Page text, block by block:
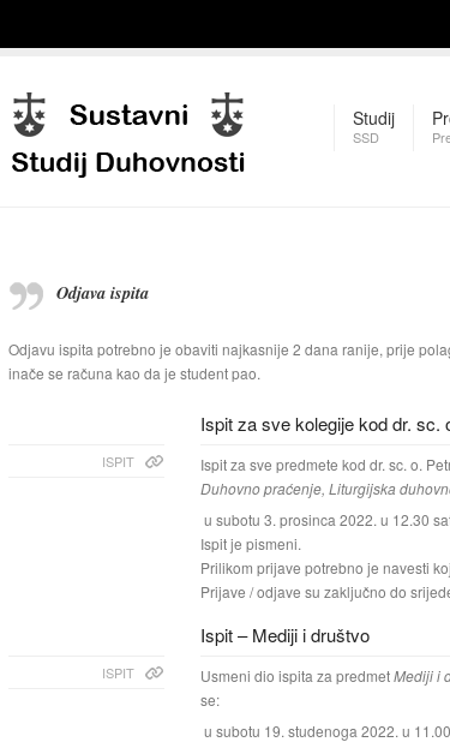
Studij
SSD
Odjava ispita
Odjavu ispita potrebno je obaviti najkasnije 2 dana ranije, prije
inače se računa kao da je student pao.
Ispit za sve kolegije kod dr. sc.
ISPIT Ispit za sve predmete kod dr. sc. o.
Duhovno praćenje, Liturgijska
u subotu 3. prosinca 2022. u 12.30
Ispit je pismeni.
Prilikom prijave potrebno je navesti
Prijave / odjave su zaključno do
Ispit – Mediji i društvo
ISPIT Usmeni dio ispita za predmetMediji i
se:
u subotu 19. studenoga 2022. u